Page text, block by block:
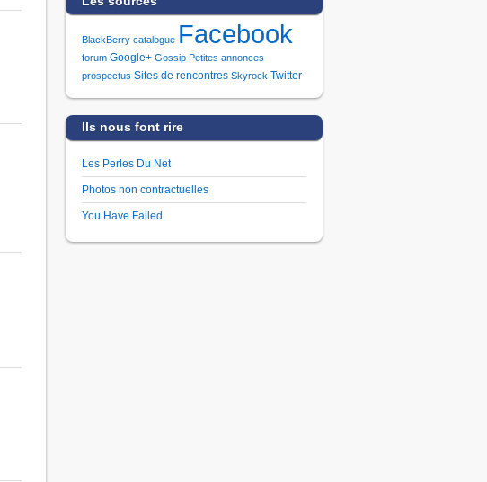
BlackBerry catalogue Facebook
forum Google+ Gossip Petites annonces
prospectus Sites de rencontres Skyrock Twitter
Ils nous font rire
Les Perles Du Net
Photos non contractuelles
You Have Failed